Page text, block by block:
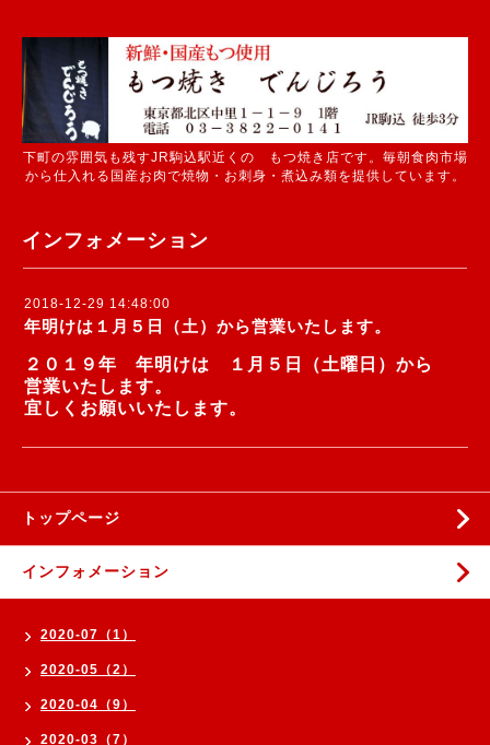
下町の雰囲気も残すJR駒込駅近くの もつ焼き店です。毎朝食肉市場
から仕入れる国産お肉で焼物・お刺身・煮込み類を提供しています。
インフォメーション
2018-12-29 14:48:00
年明けは１月５日（土）から営業いたします。
２０１９年 年明けは １月５日（土曜日）から
営業いたします。
宜しくお願いいたします。
トップページ
インフォメーション
2020-07（1）
2020-05（2）
2020-04（9）
2020-03（7）